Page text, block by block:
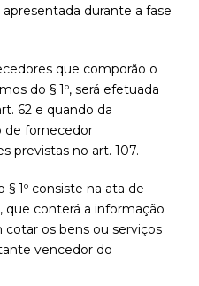
durante a fase
que comporão o
do § 1º, será efetuada
62 e quando da
de fornecedor
previstas no art. 107.
§ 1º consiste na ata de
que conterá a informação
os bens ou serviços
vencedor do